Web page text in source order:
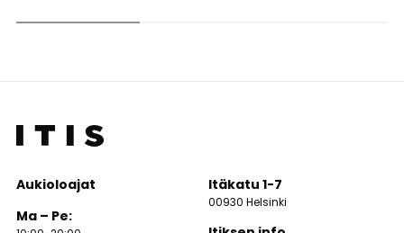
Aukioloajat
Ma – Pe:
Itäkatu 1-7
00930 Helsinki